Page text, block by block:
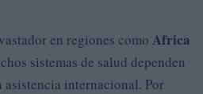
en regiones como Africa
sistemas de salud dependen
asistencia internacional. Por